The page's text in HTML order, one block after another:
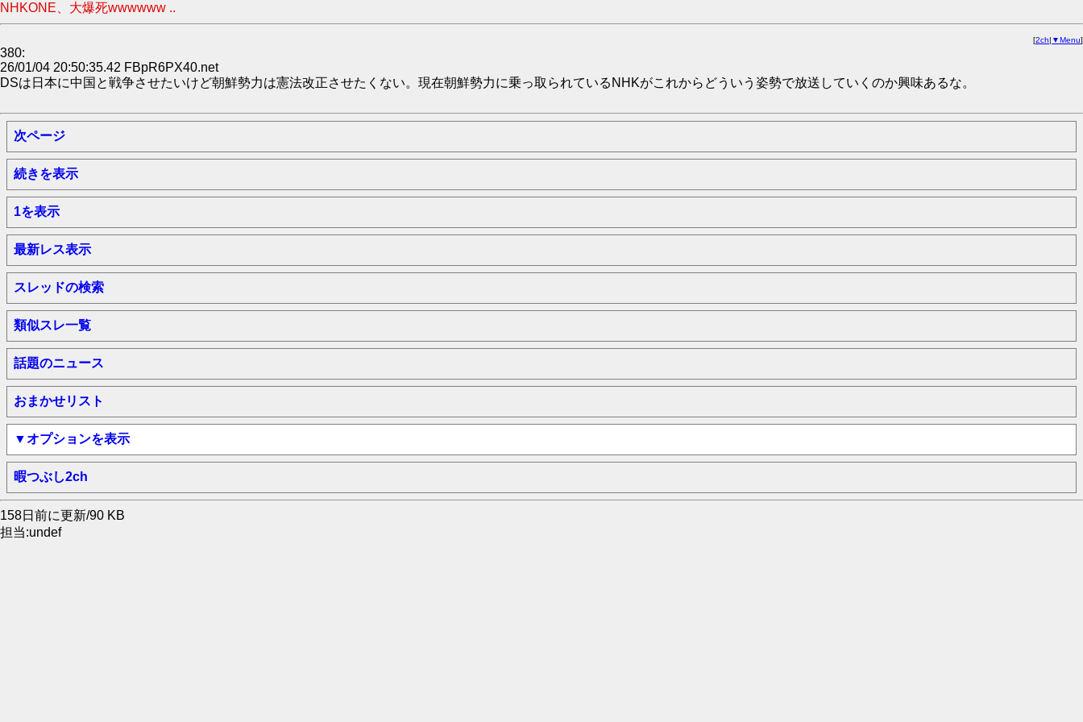
NHKONE、大爆死wwwwww ..
[2ch| ▼Menu]
380:
26/01/04 20:50:35.42 FBpR6PX40.net
DSは日本に中国と戦争させたいけど朝鮮勢力は憲法改正させたくない。現在朝鮮勢力に乗っ取られているNHKがこれからどういう姿勢で放送していくのか興味あるな。
次ページ
続きを表示
1を表示
最新レス表示
スレッドの検索
類似スレ一覧
話題のニュース
おまかせリスト
▼オプションを表示
暇つぶし2ch
158日前に更新/90 KB
担当:undef